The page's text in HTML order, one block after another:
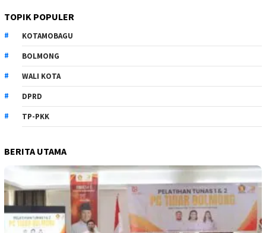
TOPIK POPULER
KOTAMOBAGU
BOLMONG
WALI KOTA
DPRD
TP-PKK
BERITA UTAMA